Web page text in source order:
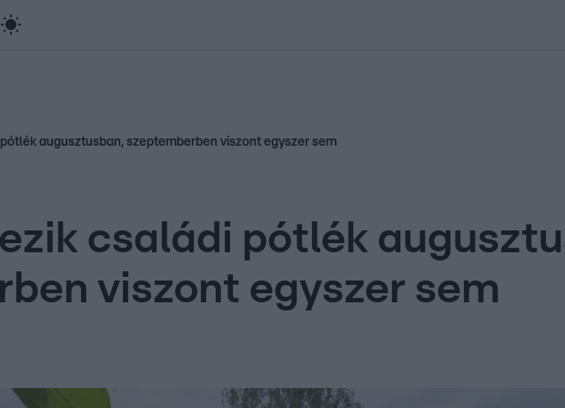
Most Wanted
augusztusban, szeptemberben viszont egyszer sem
családi pótlék
viszont egyszer sem